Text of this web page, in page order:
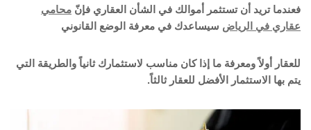
فعندما تريد أن تستثمر أموالك في الشأن العقاري فإنّ محامي
عقاري في الرياض سيساعدك في معرفة الوضع القانوني
للعقار أولاً ومعرفة ما إذا كان مناسب لاستثمارك ثانياً والطريقة التي
يتم بها الاستثمار الأفضل للعقار ثالثاً.